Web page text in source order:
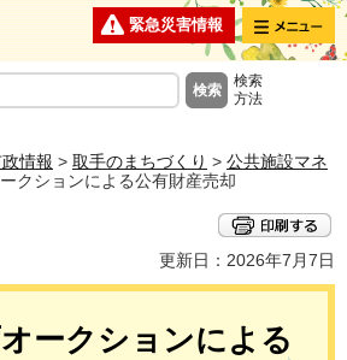
緊急災害情報 メニュー
検索
方法
情報 > 取手のまちづくり > 公共施設マネ
クションによる公有財産売却
更新日：2026年7月7日
ークションによる